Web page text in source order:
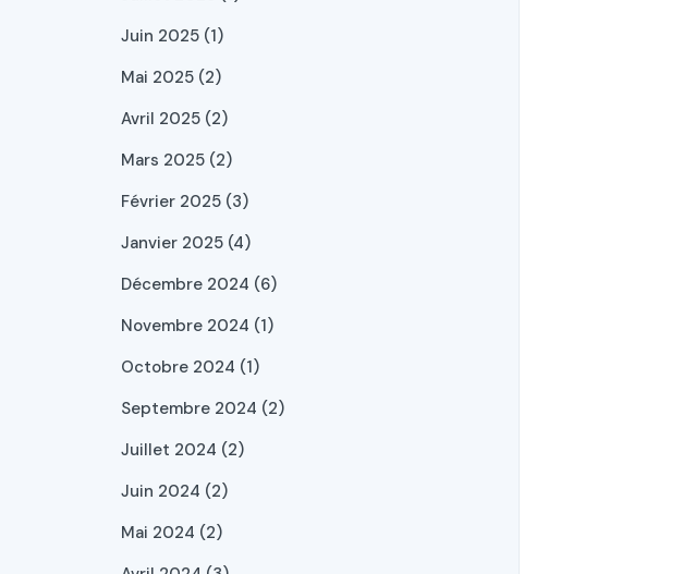
Juin 2025 (1)
Mai 2025 (2)
Avril 2025 (2)
Mars 2025 (2)
Février 2025 (3)
Janvier 2025 (4)
Décembre 2024 (6)
Novembre 2024 (1)
Octobre 2024 (1)
Septembre 2024 (2)
Juillet 2024 (2)
Juin 2024 (2)
Mai 2024 (2)